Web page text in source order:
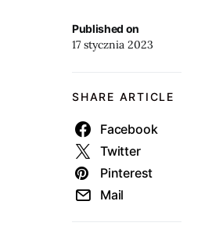
Published on
17 stycznia 2023
SHARE ARTICLE
Facebook
Twitter
Pinterest
Mail